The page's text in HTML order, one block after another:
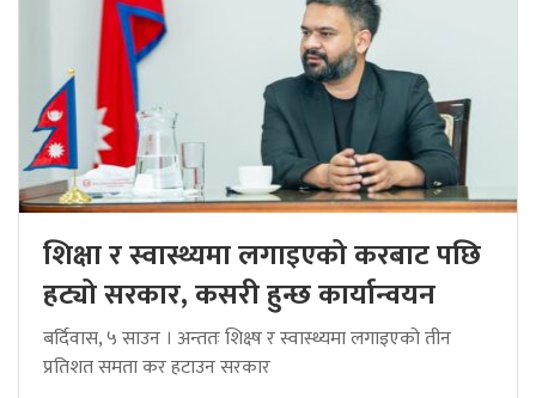
शिक्षा र स्वास्थ्यमा लगाइएको करबाट पछि
हट्यो सरकार, कसरी हुन्छ कार्यान्वयन
बर्दिवास, ५ साउन । अन्ततः शिक्ष्ष र स्वास्थ्यमा लगाइएको तीन
प्रतिशत समता कर हटाउन सरकार